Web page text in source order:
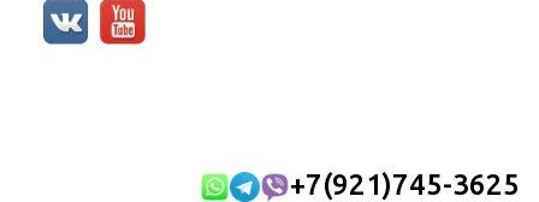
+7(921)745-3625